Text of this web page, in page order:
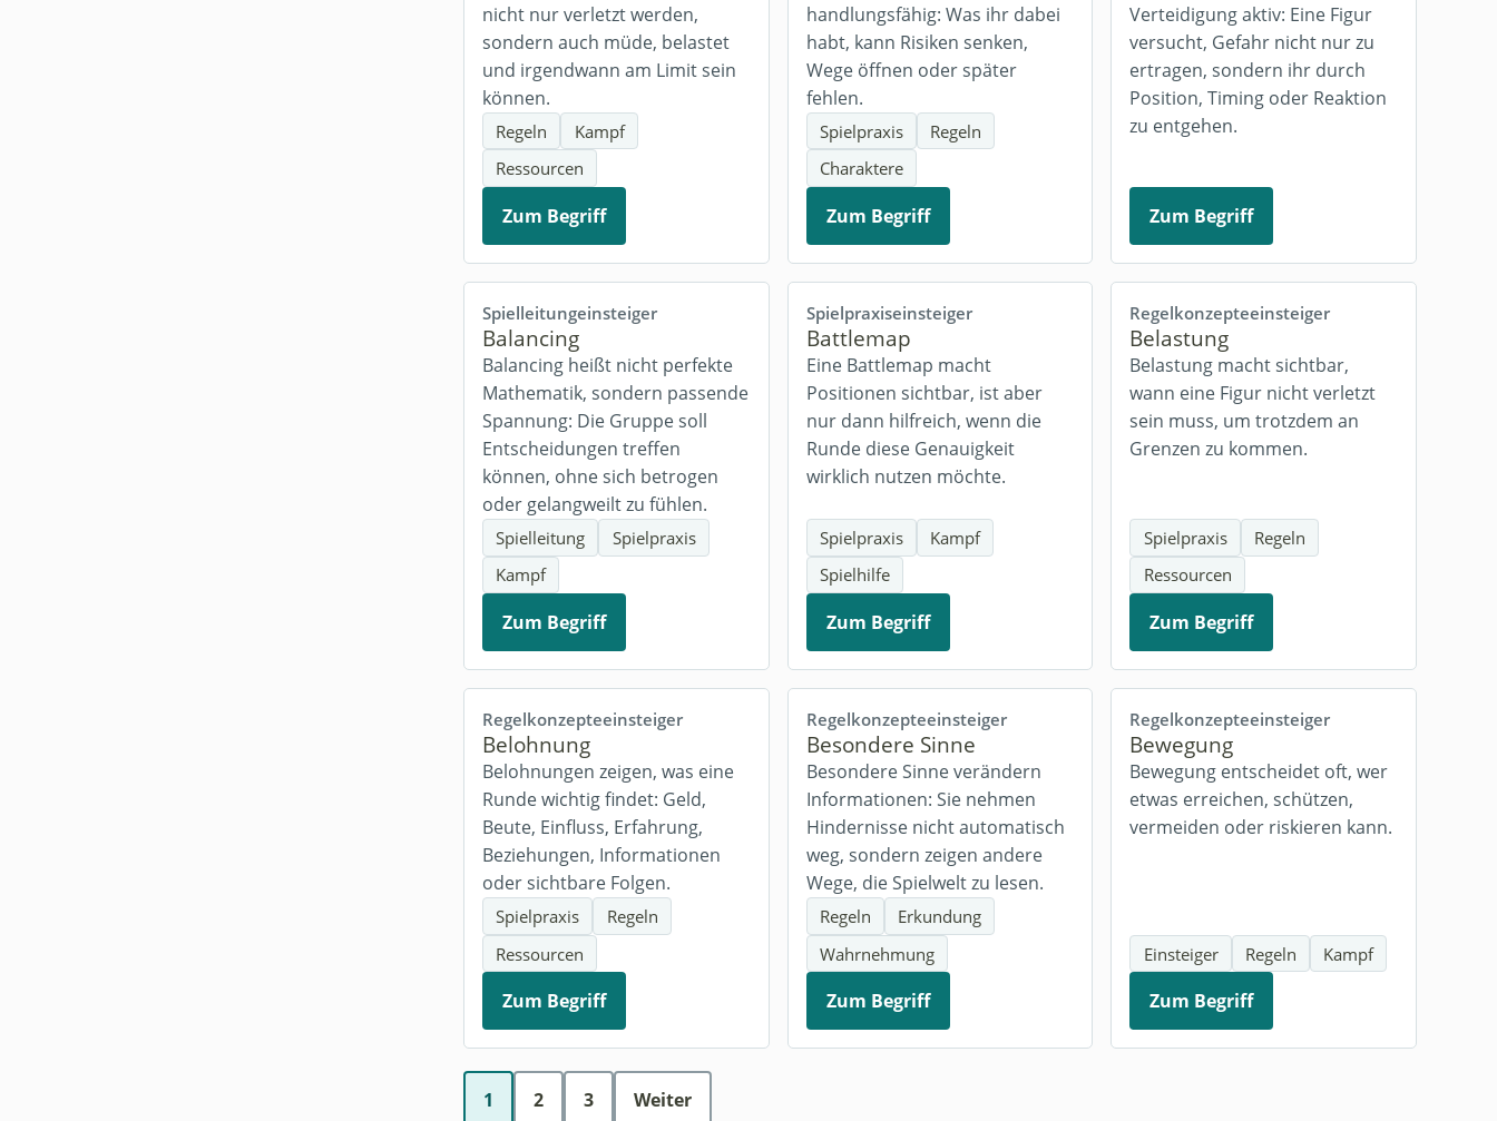
nicht nur verletzt werden,
sondern auch müde, belastet
und irgendwann am Limit sein
können.
Regeln
Kampf
Ressourcen
Zum Begriff
handlungsfähig: Was ihr dabei
habt, kann Risiken senken,
Wege öffnen oder später
fehlen.
Spielpraxis
Regeln
Charaktere
Zum Begriff
Verteidigung aktiv: Eine Figur
versucht, Gefahr nicht nur zu
ertragen, sondern ihr durch
Position, Timing oder Reaktion
zu entgehen.
Zum Begriff
Spielleitungeinsteiger
Balancing
Balancing heißt nicht perfekte
Mathematik, sondern passende
Spannung: Die Gruppe soll
Entscheidungen treffen
können, ohne sich betrogen
oder gelangweilt zu fühlen.
Spielleitung
Spielpraxis
Kampf
Zum Begriff
Spielpraxiseinsteiger
Battlemap
Eine Battlemap macht
Positionen sichtbar, ist aber
nur dann hilfreich, wenn die
Runde diese Genauigkeit
wirklich nutzen möchte.
Spielpraxis
Kampf
Spielhilfe
Zum Begriff
Regelkonzepteeinsteiger
Belastung
Belastung macht sichtbar,
wann eine Figur nicht verletzt
sein muss, um trotzdem an
Grenzen zu kommen.
Spielpraxis
Regeln
Ressourcen
Zum Begriff
Regelkonzepteeinsteiger
Belohnung
Belohnungen zeigen, was eine
Runde wichtig findet: Geld,
Beute, Einfluss, Erfahrung,
Beziehungen, Informationen
oder sichtbare Folgen.
Spielpraxis
Regeln
Ressourcen
Zum Begriff
Regelkonzepteeinsteiger
Besondere Sinne
Besondere Sinne verändern
Informationen: Sie nehmen
Hindernisse nicht automatisch
weg, sondern zeigen andere
Wege, die Spielwelt zu lesen.
Regeln
Erkundung
Wahrnehmung
Zum Begriff
Regelkonzepteeinsteiger
Bewegung
Bewegung entscheidet oft, wer
etwas erreichen, schützen,
vermeiden oder riskieren kann.
Einsteiger Regeln Kampf
Zum Begriff
1 2 3 Weiter